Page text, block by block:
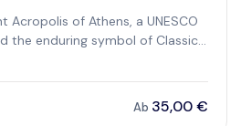
Acropolis of Athens, a UNESCO
the enduring symbol of Classical
to step back in time and
marvels that defined a
the Parthenon, the
Ab 35,00 €